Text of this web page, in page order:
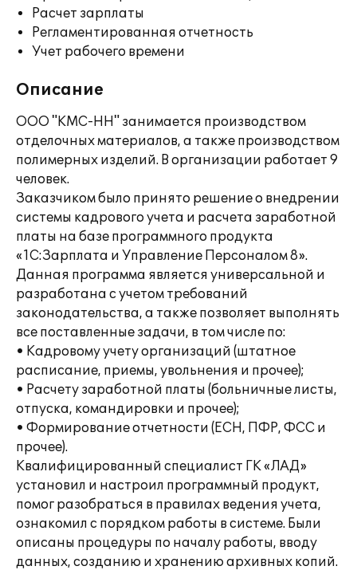
Расчет зарплаты
Регламентированная отчетность
Учет рабочего времени
Описание
ООО "КМС-НН" занимается производством
отделочных материалов, а также производством
полимерных изделий. В организации работает 9
человек.
Заказчиком было принято решение о внедрении
системы кадрового учета и расчета заработной
платы на базе программного продукта
«1С:Зарплата и Управление Персоналом 8».
Данная программа является универсальной и
разработана с учетом требований
законодательства, а также позволяет выполнять
все поставленные задачи, в том числе по:
• Кадровому учету организаций (штатное
расписание, приемы, увольнения и прочее);
• Расчету заработной платы (больничные листы,
отпуска, командировки и прочее);
• Формирование отчетности (ЕСН, ПФР, ФСС и
прочее).
Квалифицированный специалист ГК «ЛАД»
установил и настроил программный продукт,
помог разобраться в правилах ведения учета,
ознакомил с порядком работы в системе. Были
описаны процедуры по началу работы, вводу
данных, созданию и хранению архивных копий.